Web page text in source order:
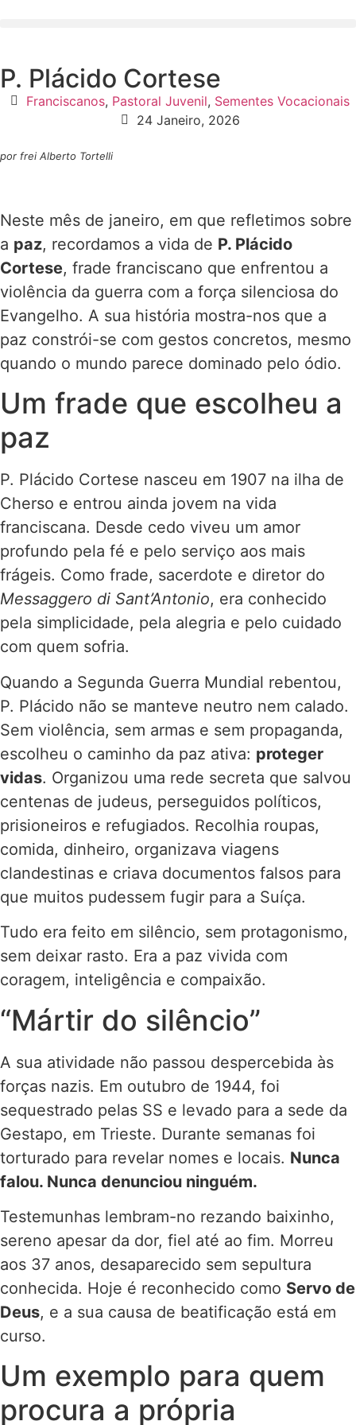
P. Plácido Cortese
Franciscanos, Pastoral Juvenil, Sementes Vocacionais
24 Janeiro, 2026
por frei Alberto Tortelli
Neste mês de janeiro, em que refletimos sobre
a paz, recordamos a vida de P. Plácido
Cortese, frade franciscano que enfrentou a
violência da guerra com a força silenciosa do
Evangelho. A sua história mostra-nos que a
paz constrói-se com gestos concretos, mesmo
quando o mundo parece dominado pelo ódio.
Um frade que escolheu a
paz
P. Plácido Cortese nasceu em 1907 na ilha de
Cherso e entrou ainda jovem na vida
franciscana. Desde cedo viveu um amor
profundo pela fé e pelo serviço aos mais
frágeis. Como frade, sacerdote e diretor do
Messaggero di Sant’Antonio, era conhecido
pela simplicidade, pela alegria e pelo cuidado
com quem sofria.
Quando a Segunda Guerra Mundial rebentou,
P. Plácido não se manteve neutro nem calado.
Sem violência, sem armas e sem propaganda,
escolheu o caminho da paz ativa: proteger
vidas. Organizou uma rede secreta que salvou
centenas de judeus, perseguidos políticos,
prisioneiros e refugiados. Recolhia roupas,
comida, dinheiro, organizava viagens
clandestinas e criava documentos falsos para
que muitos pudessem fugir para a Suíça.
Tudo era feito em silêncio, sem protagonismo,
sem deixar rasto. Era a paz vivida com
coragem, inteligência e compaixão.
“Mártir do silêncio”
A sua atividade não passou despercebida às
forças nazis. Em outubro de 1944, foi
sequestrado pelas SS e levado para a sede da
Gestapo, em Trieste. Durante semanas foi
torturado para revelar nomes e locais. Nunca
falou. Nunca denunciou ninguém.
Testemunhas lembram-no rezando baixinho,
sereno apesar da dor, fiel até ao fim. Morreu
aos 37 anos, desaparecido sem sepultura
conhecida. Hoje é reconhecido como Servo de
Deus, e a sua causa de beatificação está em
curso.
Um exemplo para quem
procura a própria